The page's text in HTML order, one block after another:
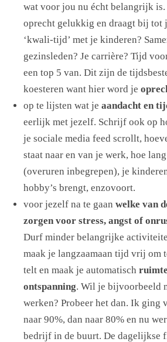
wat voor jou nu écht belangrijk is.
oprecht gelukkig en draagt bij tot
‘kwali-tijd’ met je kinderen?
gezinsleden? Je carrière? Tijd
een top 5 van. Dit zijn de
koesteren want hier word je
op te lijsten wat je aandacht en
eerlijk met jezelf. Schrijf ook op
je sociale media feed scrollt,
staat naar en van je werk, hoe
(overuren inbegrepen), je
hobby’s brengt, enzovoort.
voor jezelf na te gaan welke van
zorgen voor stress, angst of
Durf minder belangrijke
maak je langzaamaan tijd vrij om
telt en maak je automatisch
ontspanning. Wil je bijvoorbeeld
werken? Probeer het dan. Ik ging
naar 90%, dan naar 80% en nu
bedrijf in de buurt. De dagelijkse